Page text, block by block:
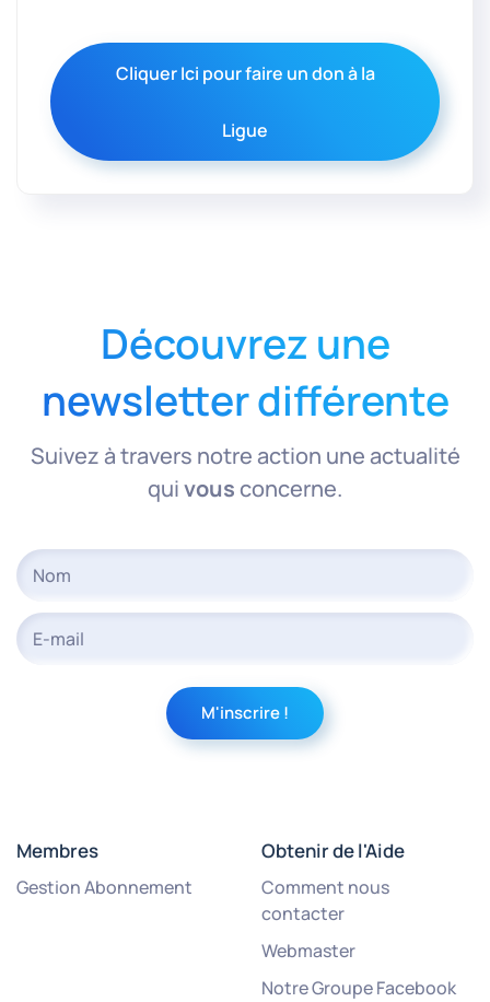
Cliquer Ici pour faire un don à la
Ligue
Découvrez une
newsletter différente
Suivez à travers notre action une actualité
quivousconcerne.
Membres
Gestion Abonnement
Obtenir de l'Aide
Comment nous
contacter
Webmaster
Notre Groupe Facebook